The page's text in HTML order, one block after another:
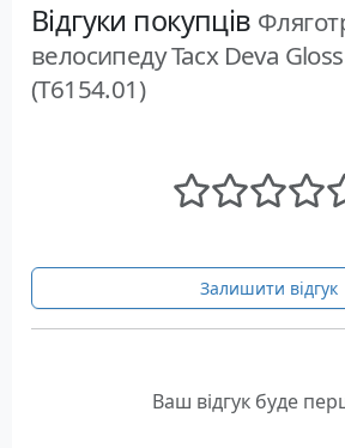
Відгуки покупців
велосипеду Tacx Deva
(T6154.01)
Залишити відгук
Ваш відгук буде